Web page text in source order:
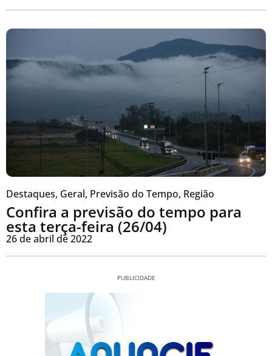
Destaques, Geral, Previsão do Tempo, Região
Confira a previsão do tempo para
esta terça-feira (26/04)
26 de abril de 2022
PUBLICIDADE